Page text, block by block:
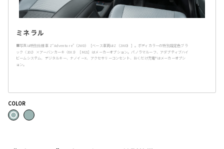
ミネラル
■写真は特別仕様車 Z“Adventure”（2WD）［ベース車両はZ（2WD）］。ボディカラーの特別設定色ブラ
ック〈202〉×アーバンカーキ〈6X3〉［M21］はメーカーオプション。パノラマルーフ、アダプティブハイ
ビームシステム、デジタルキー、ナノイーX、アクセサリーコンセント、おくだけ充電®︎はメーカーオプシ
ョン。
COLOR